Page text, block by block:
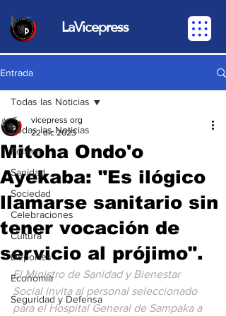
LaVicepress
Entrada
Todas las Noticias
Política
Sanidad
Sociedad
Celebraciones
Cultura
Deportes
Economia
Seguridad y Defensa
Todas las Noticias
Mitoha Ondo'o
Ayekaba: "Es ilógico
llamarse sanitario sin
tener vocación de
servicio al prójimo".
vicepress org
22 dic 2023
El Ministro de Sanidad y Bienestar
Social invita al personal seleccionado
para el Hospital General de Sampaka a